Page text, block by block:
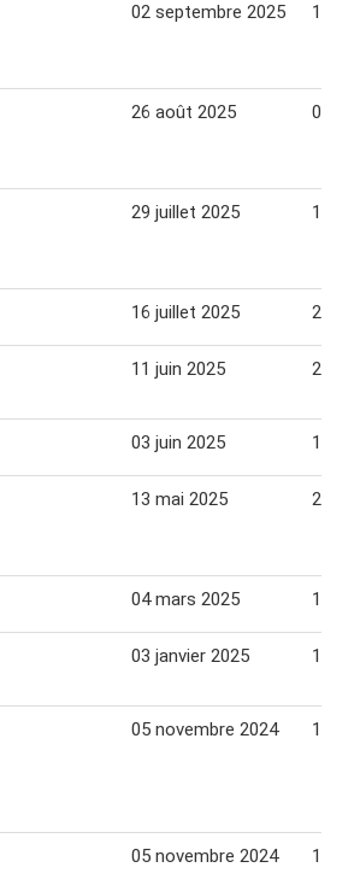
02 septembre 2025 14
26 août 2025 07
29 juillet 2025 10
16 juillet 2025 27
11 juin 2025 22
03 juin 2025 15
13 mai 2025 25
04 mars 2025 16
03 janvier 2025 12
05 novembre 2024 17
05 novembre 2024 17